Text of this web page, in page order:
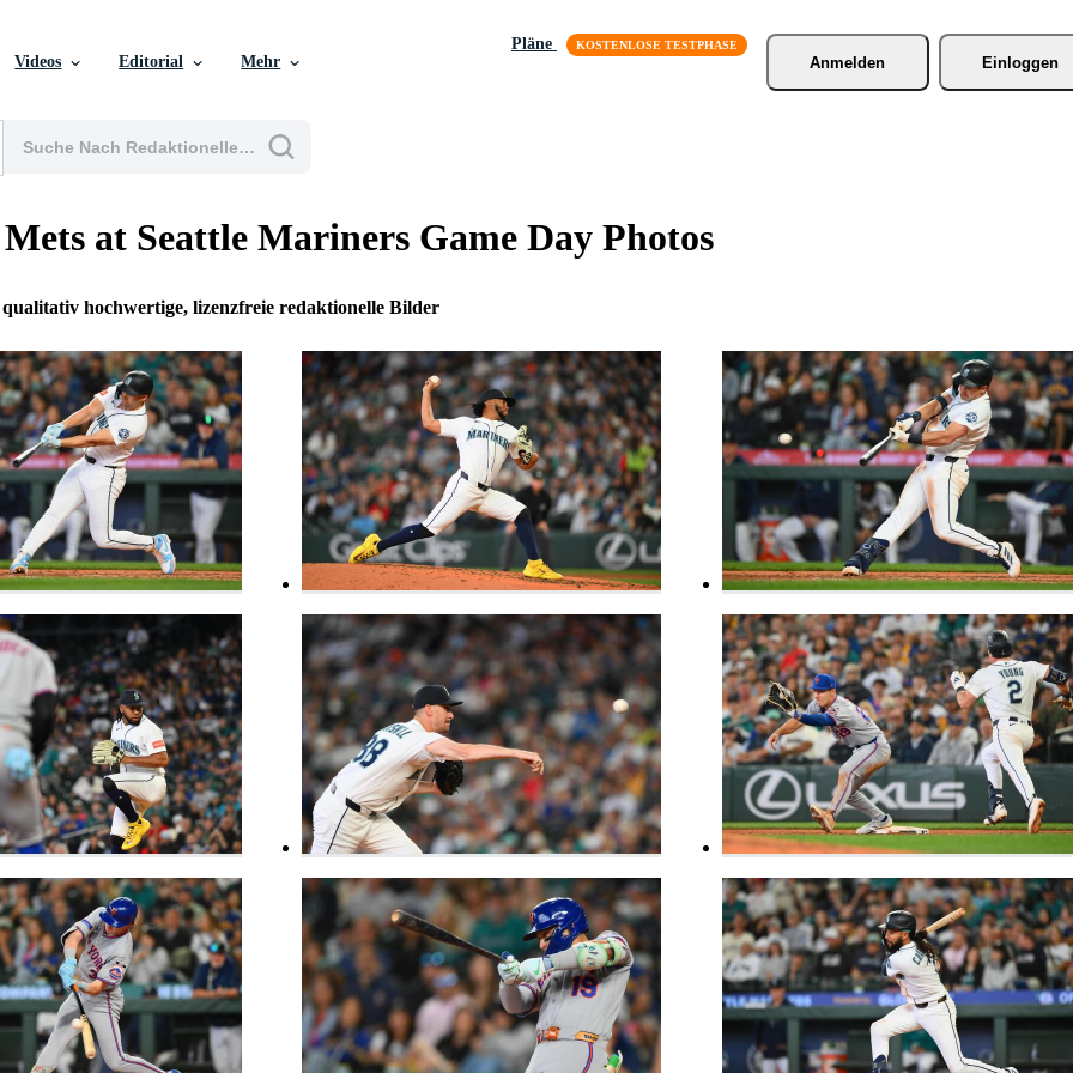
Videos Editorial Mehr
Pläne
Anmelden
Einloggen
at Seattle Mariners Game Day Photos
qualitativ hochwertige, lizenzfreie redaktionelle Bilder